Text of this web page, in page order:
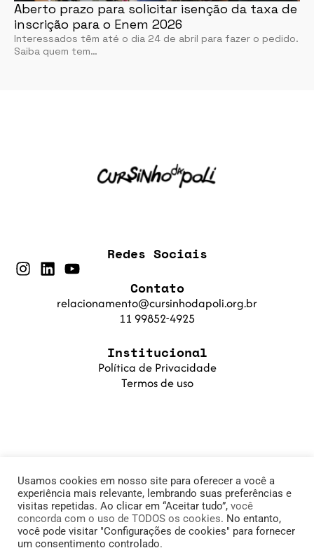
Aberto prazo para solicitar isenção da taxa de
inscrição para o Enem 2026
Interessados têm até o dia 24 de abril para fazer o pedido.
Saiba quem tem…
Institucional
Política de Privacidade
Termos de uso
Contato
relacionamento@cursinhodapoli.org.br
11 99852-4925
Redes Sociais
© 2025 Cursinho da Poli. Fundação PoliSaber |
11.905.215/0001-78
Usamos cookies em nosso site para oferecer a você a
experiência mais relevante, lembrando suas preferências e
visitas repetidas. Ao clicar em “Aceitar tudo”, você
concorda com o uso de TODOS os cookies. No entanto,
você pode visitar "Configurações de cookies" para fornecer
um consentimento controlado.